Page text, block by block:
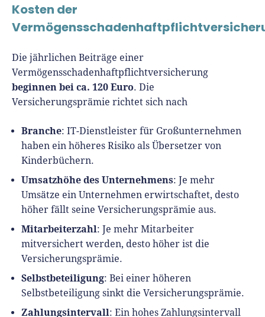
Kosten der
Die jährlichen Beiträge einer
Vermögensschadenhaftpflichtversicherung
beginnen bei ca. 120 Euro. Die
Versicherungsprämie richtet sich nach
Branche: IT-Dienstleister für Großunternehmen
haben ein höheres Risiko als Übersetzer von
Kinderbüchern.
Umsatzhöhedes Unternehmens: Je mehr
Umsätze ein Unternehmen erwirtschaftet, desto
höher fällt seine Versicherungsprämie aus.
Mitarbeiterzahl: Je mehr Mitarbeiter
mitversichert werden, desto höher ist die
Versicherungsprämie.
Selbstbeteiligung: Bei einer höheren
Selbstbeteiligung sinkt die Versicherungsprämie.
Zahlungsintervall: Ein hohes Zahlungsintervall